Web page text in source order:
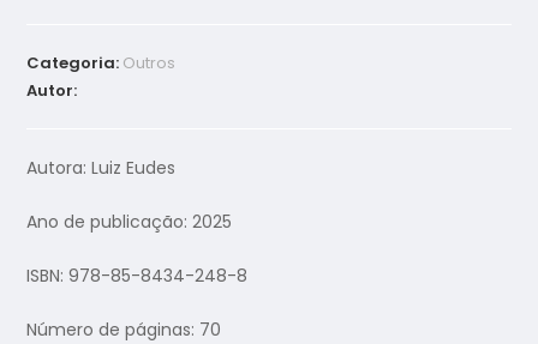
Categoria: Outros
Autor:
Autora: Luiz Eudes
Ano de publicação: 2025
ISBN: 978-85-8434-248-8
Número de páginas: 70